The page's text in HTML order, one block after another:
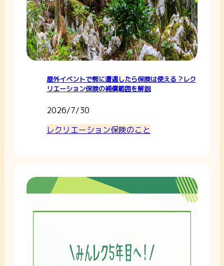
屋外イベントで熊に遭遇したら保険は使える？レク
リエーション保険の補償範囲を解説
2026/7/30
レクリエーション保険のこと